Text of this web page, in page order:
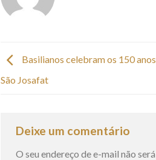
Basilianos celebram os 150
São Josafat
Deixe um comentário
O seu endereço de e-mail não